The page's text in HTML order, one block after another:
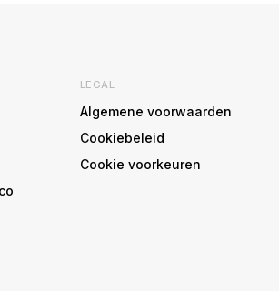
LEGAL
Algemene voorwaarden
Cookiebeleid
Cookie voorkeuren